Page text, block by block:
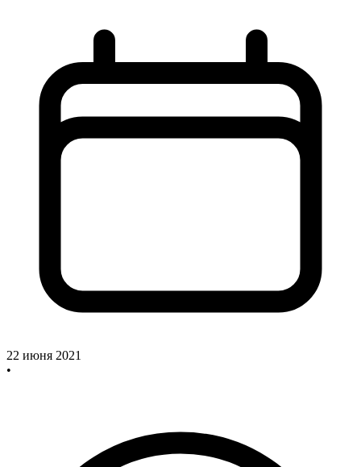
22 июня 2021
•